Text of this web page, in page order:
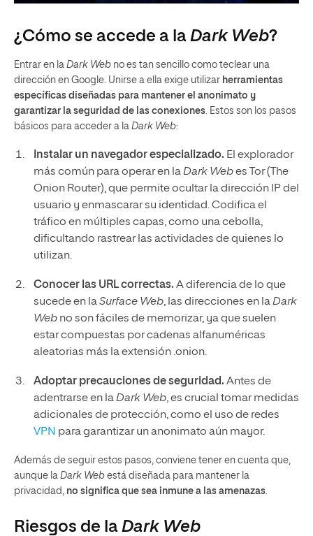
¿Cómo se accede a la Dark Web?
Entrar en la Dark Web no es tan sencillo como teclear una
dirección en Google. Unirse a ella exige utilizar herramientas
específicas diseñadas para mantener el anonimato y
garantizar la seguridad de las conexiones. Estos son los pasos
básicos para acceder a la Dark Web:
Instalar un navegador especializado. El explorador
más común para operar en laDark Webes Tor (The
Onion Router), que permite ocultar la dirección IP del
usuario y enmascarar su identidad. Codifica el
tráfico en múltiples capas, como una cebolla,
dificultando rastrear las actividades de quienes lo
utilizan.
Conocer las URL correctas. A diferencia de lo que
sucede en laSurface Web, las direcciones en laDark
Webno son fáciles de memorizar, ya que suelen
estar compuestas por cadenas alfanuméricas
aleatorias más la extensión .onion.
Adoptar precauciones de seguridad. Antes de
adentrarse en laDark Web, es crucial tomar medidas
adicionales de protección, como el uso de redes
VPN para garantizar un anonimato aún mayor.
Además de seguir estos pasos, conviene tener en cuenta que,
aunque la Dark Web está diseñada para mantener la
privacidad, no significa que sea inmune a las amenazas.
Riesgos de la Dark Web